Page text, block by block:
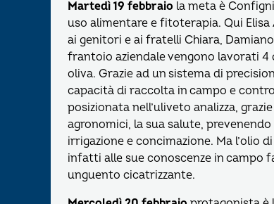
Martedì 19 febbraio la meta è
uso alimentare e fitoterapia. Qui
ai genitori e ai fratelli Chiara,
frantoio aziendale vengono lavorati 4
oliva. Grazie ad un sistema di
capacità di raccolta in campo e
posizionata nell’uliveto analizza,
agronomici, la sua salute,
irrigazione e concimazione. Ma l’olio
infatti alle sue conoscenze in campo
unguento cicatrizzante.